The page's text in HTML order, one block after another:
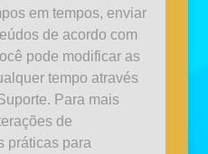
em tempos, enviar
de acordo com
pode modificar as
tempo através
Para mais
de
práticas para